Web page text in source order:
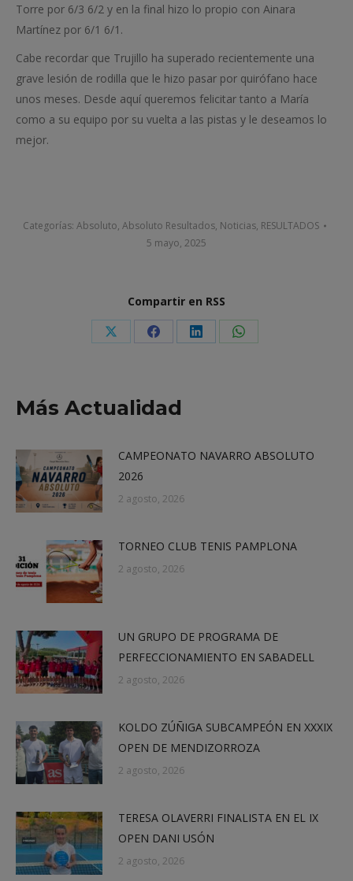
Torre por 6/3 6/2 y en la final hizo lo propio con Ainara
Martínez por 6/1 6/1.
Cabe recordar que Trujillo ha superado recientemente una
grave lesión de rodilla que le hizo pasar por quirófano hace
unos meses. Desde aquí queremos felicitar tanto a María
como a su equipo por su vuelta a las pistas y le deseamos lo
mejor.
Categorías: Absoluto, Absoluto Resultados, Noticias, RESULTADOS
5 mayo, 2025
Compartir en RSS
Share Share Share Share
Más Actualidad
CAMPEONATO NAVARRO ABSOLUTO
2026
2 agosto, 2026
TORNEO CLUB TENIS PAMPLONA
2 agosto, 2026
UN GRUPO DE PROGRAMA DE
PERFECCIONAMIENTO EN SABADELL
2 agosto, 2026
KOLDO ZÚÑIGA SUBCAMPEÓN EN XXXIX
OPEN DE MENDIZORROZA
2 agosto, 2026
TERESA OLAVERRI FINALISTA EN EL IX
OPEN DANI USÓN
2 agosto, 2026